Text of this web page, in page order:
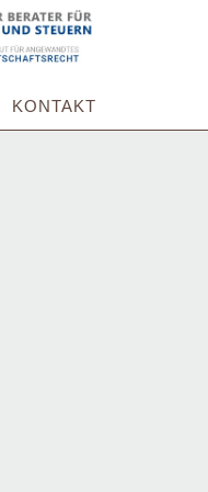
KONTAKT